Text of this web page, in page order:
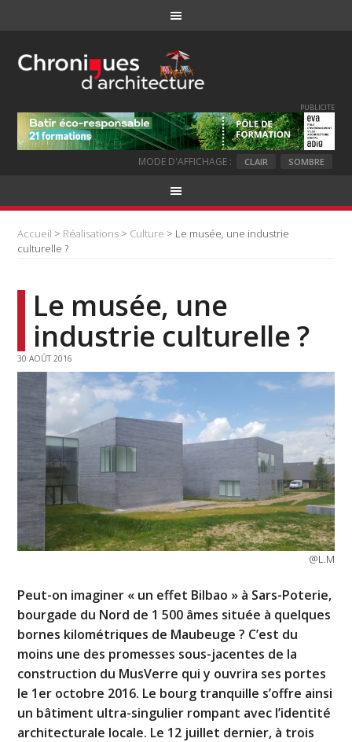
PUBLICITE
MODE D'AFFICHAGE : CLAIR SOMBRE
Accueil > Réalisations > Culture > Le musée, une industrie
culturelle ?
Le musée, une
industrie culturelle ?
30 AOÛT 2016
@L.M
Peut-on imaginer « un effet Bilbao » à Sars-Poterie,
bourgade du Nord de 1 500 âmes située à quelques
bornes kilométriques de Maubeuge ? C’est du
moins une des promesses sous-jacentes de la
construction du MusVerre qui y ouvrira ses portes
le 1er octobre 2016. Le bourg tranquille s’offre ainsi
un bâtiment ultra-singulier rompant avec l’identité
architecturale locale. Le 12 juillet dernier, à trois